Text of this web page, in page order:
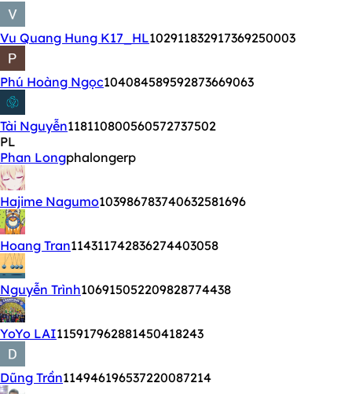
Vu Quang Hung K17_HL102911832917369250003
Phú Hoàng Ngọc104084589592873669063
Tài Nguyễn118110800560572737502
PL
Phan Longphalongerp
Hajime Nagumo103986783740632581696
Hoang Tran114311742836274403058
Nguyễn Trình106915052209828774438
YoYo LAI115917962881450418243
Dũng Trần114946196537220087214